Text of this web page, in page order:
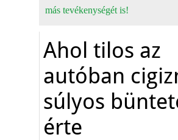
más tevékenységét is!
Ahol tilos az
autóban
súlyos
érte